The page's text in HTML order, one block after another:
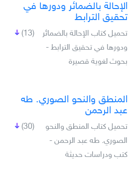
الإحالة بالضمائر ودورها في
تحقيق الترابط
(13)
تحميل كتاب الإحالة بالضمائر
ودورها في تحقيق الترابط -
بحوث لغوية قصيرة
المنطق والنحو الصوري. طه
عبد الرحمن
(30)
تحميل كتاب المنطق والنحو
الصوري. طه عبد الرحمن -
كتب ودراسات حديثة